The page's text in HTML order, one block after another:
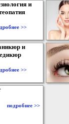
и
>>
и
>>
подробнее >>